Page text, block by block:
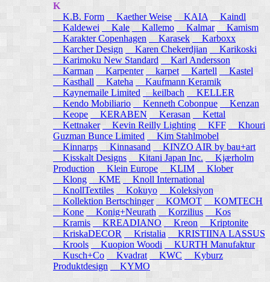
K
K.B. Form
Kaether Weise KAIA
Kaindl
Kaldewei
Kale Kallemo Kalmar
Kamism
Karakter Copenhagen
Karasek
Karboxx
Karcher Design
Karen Chekerdjian
Karikoski
Karimoku New Standard
Karl Andersson
Karman
Karpenter karpet Kartell
Kastel
Kasthall
Kateha
Kaufmann Keramik
Kaynemaile Limited keilbach
KELLER
Kendo Mobiliario
Kenneth Cobonpue
Kenzan
Keope
KERABEN Kerasan
Kettal
Kettnaker Kevin Reilly Lighting KFF
Khouri
Guzman Bunce Limited
Kim Stahlmobel
Kinnarps
Kinnasand
KINZO AIR by bau+art
Kisskalt Designs
Kitani Japan Inc.
Kjærholm
Production
Klein Europe KLIM
Klober
Klong
KME
Knoll International
KnollTextiles
Kokuyo
Koleksiyon
Kollektion Bertschinger KOMOT
KOMTECH
Kone
Konig+Neurath Korzilius
Kos
Kramis
KREADIANO Kreon
Kriptonite
KriskaDECOR
Kristalia
KRISTIINA LASSUS
Krools
Kuopion Woodi
KURTH Manufaktur
Kusch+Co
Kvadrat KWC
Kyburz
Produktdesign
KYMO